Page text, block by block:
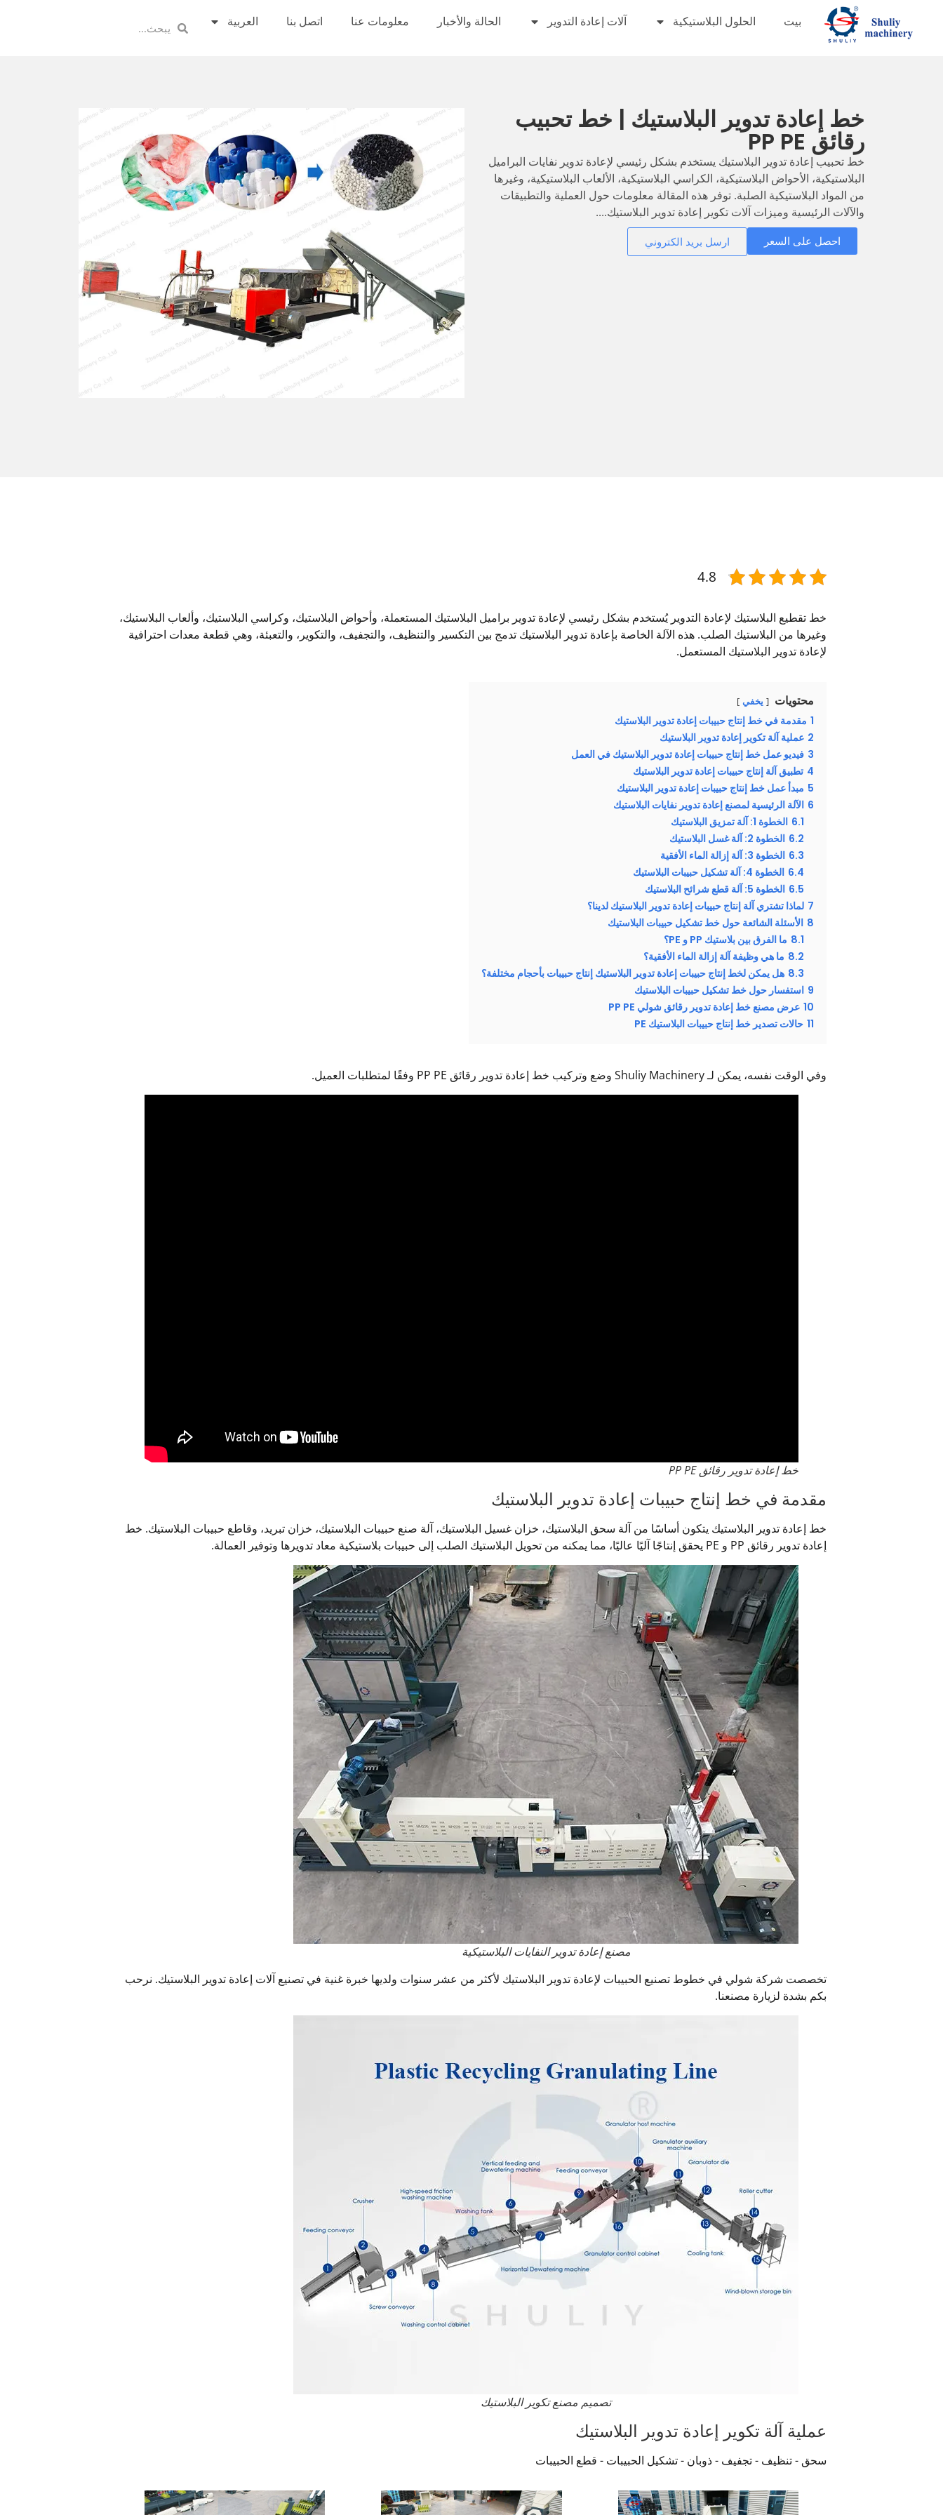
بيت الحلول البلاستيكية آلات إعادة التدوير الحالة والأخبار معلومات عنا اتصل بنا العربية
خط إعادة تدوير البلاستيك | خط تحبيب
رقائق PP PE
خط تحبيب إعادة تدوير البلاستيك يستخدم بشكل رئيسي لإعادة تدوير نفايات البراميل
البلاستيكية، الأحواض البلاستيكية، الكراسي البلاستيكية، الألعاب البلاستيكية، وغيرها
من المواد البلاستيكية الصلبة. توفر هذه المقالة معلومات حول العملية والتطبيقات
والآلات الرئيسية وميزات آلات تكوير إعادة تدوير البلاستيك....
احصل على السعر ارسل بريد الكتروني
4.8
خط تقطيع البلاستيك لإعادة التدوير يُستخدم بشكل رئيسي لإعادة تدوير براميل البلاستيك المستعملة، وأحواض البلاستيك، وكراسي البلاستيك، وألعاب البلاستيك،
وغيرها من البلاستيك الصلب. هذه الآلة الخاصة بإعادة تدوير البلاستيك تدمج بين التكسير والتنظيف، والتجفيف، والتكوير، والتعبئة، وهي قطعة معدات احترافية
لإعادة تدوير البلاستيك المستعمل.
محتويات يخفي
1 مقدمة في خط إنتاج حبيبات إعادة تدوير البلاستيك
2 عملية آلة تكوير إعادة تدوير البلاستيك
3 فيديو عمل خط إنتاج حبيبات إعادة تدوير البلاستيك في العمل
4 تطبيق آلة إنتاج حبيبات إعادة تدوير البلاستيك
5 مبدأ عمل خط إنتاج حبيبات إعادة تدوير البلاستيك
6 الآلة الرئيسية لمصنع إعادة تدوير نفايات البلاستيك
6.1 الخطوة 1: آلة تمزيق البلاستيك
6.2 الخطوة 2: آلة غسل البلاستيك
6.3 الخطوة 3: آلة إزالة الماء الأفقية
6.4 الخطوة 4: آلة تشكيل حبيبات البلاستيك
6.5 الخطوة 5: آلة قطع شرائح البلاستيك
7 لماذا تشتري آلة إنتاج حبيبات إعادة تدوير البلاستيك لدينا؟
8 الأسئلة الشائعة حول خط تشكيل حبيبات البلاستيك
8.1 ما الفرق بين بلاستيك PP و PE؟
8.2 ما هي وظيفة آلة إزالة الماء الأفقية؟
8.3 هل يمكن لخط إنتاج حبيبات إعادة تدوير البلاستيك إنتاج حبيبات بأحجام مختلفة؟
9 استفسار حول خط تشكيل حبيبات البلاستيك
10 عرض مصنع خط إعادة تدوير رقائق شولي PP PE
11 حالات تصدير خط إنتاج حبيبات البلاستيك PE
وفي الوقت نفسه، يمكن لـ Shuliy Machinery وضع وتركيب خط إعادة تدوير رقائق PP PE وفقًا لمتطلبات العميل.
خط إعادة تدوير رقائق PP PE
مقدمة في خط إنتاج حبيبات إعادة تدوير البلاستيك
خط إعادة تدوير البلاستيك يتكون أساسًا من آلة سحق البلاستيك، خزان غسيل البلاستيك، آلة صنع حبيبات البلاستيك، خزان تبريد، وقاطع حبيبات البلاستيك. خط
إعادة تدوير رقائق PP و PE يحقق إنتاجًا آليًا عاليًا، مما يمكنه من تحويل البلاستيك الصلب إلى حبيبات بلاستيكية معاد تدويرها وتوفير العمالة.
مصنع إعادة تدوير النفايات البلاستيكية
تخصصت شركة شولي في خطوط تصنيع الحبيبات لإعادة تدوير البلاستيك لأكثر من عشر سنوات ولديها خبرة غنية في تصنيع آلات إعادة تدوير البلاستيك. نرحب
بكم بشدة لزيارة مصنعنا.
تصميم مصنع تكوير البلاستيك
عملية آلة تكوير إعادة تدوير البلاستيك
سحق - تنظيف - تجفيف - ذوبان - تشكيل الحبيبات - قطع الحبيبات